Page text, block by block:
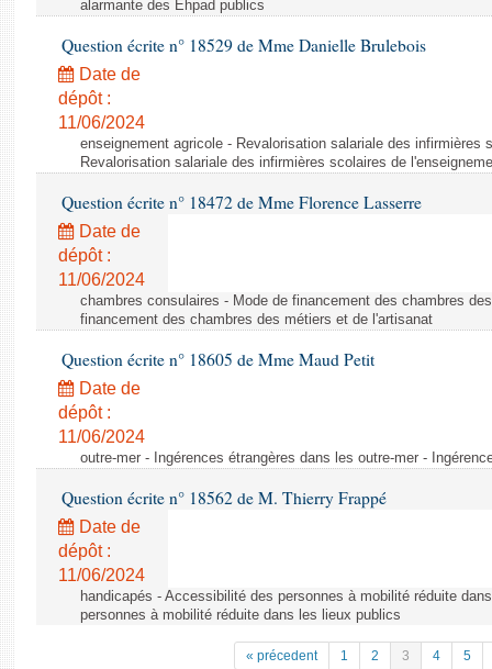
alarmante des Ehpad publics
Question écrite n° 18529 de Mme Danielle Brulebois
Date de
dépôt :
11/06/2024
enseignement agricole - Revalorisation salariale des infirmières
Revalorisation salariale des infirmières scolaires de
Question écrite n° 18472 de Mme Florence Lasserre
Date de
dépôt :
11/06/2024
chambres consulaires - Mode de financement des chambres
financement des chambres des métiers et de l'artisanat
Question écrite n° 18605 de Mme Maud Petit
Date de
dépôt :
11/06/2024
outre-mer - Ingérences étrangères dans les outre-mer -
Question écrite n° 18562 de M. Thierry Frappé
Date de
dépôt :
11/06/2024
handicapés - Accessibilité des personnes à mobilité réduite
personnes à mobilité réduite dans les lieux publics
« précedent 1 2 3 4 5